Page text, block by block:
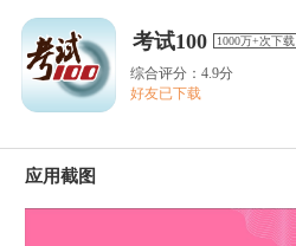
考试100 1000万+次下载
综合评分：4.9分
好友已下载
应用截图